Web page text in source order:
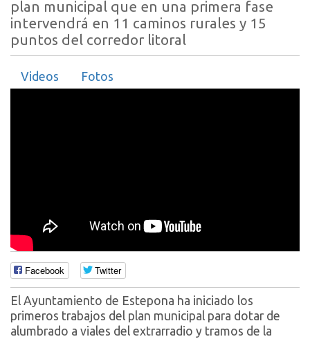
plan municipal que en una primera fase
intervendrá en 11 caminos rurales y 15
puntos del corredor litoral
Videos Fotos
Facebook Twitter
El Ayuntamiento de Estepona ha iniciado los
primeros trabajos del plan municipal para dotar de
alumbrado a viales del extrarradio y tramos de la